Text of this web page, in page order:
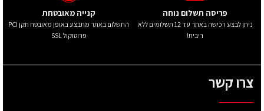
פריסה תשלום נוחה
ניתן לבצע רכישה באתר עד 12 תשלומים ללא
ריבית!
קנייה מאובטחת
התשלום באתר מתבצע באופן מאובטח תקן PCI
פרוטוקול SSL
צרו קשר